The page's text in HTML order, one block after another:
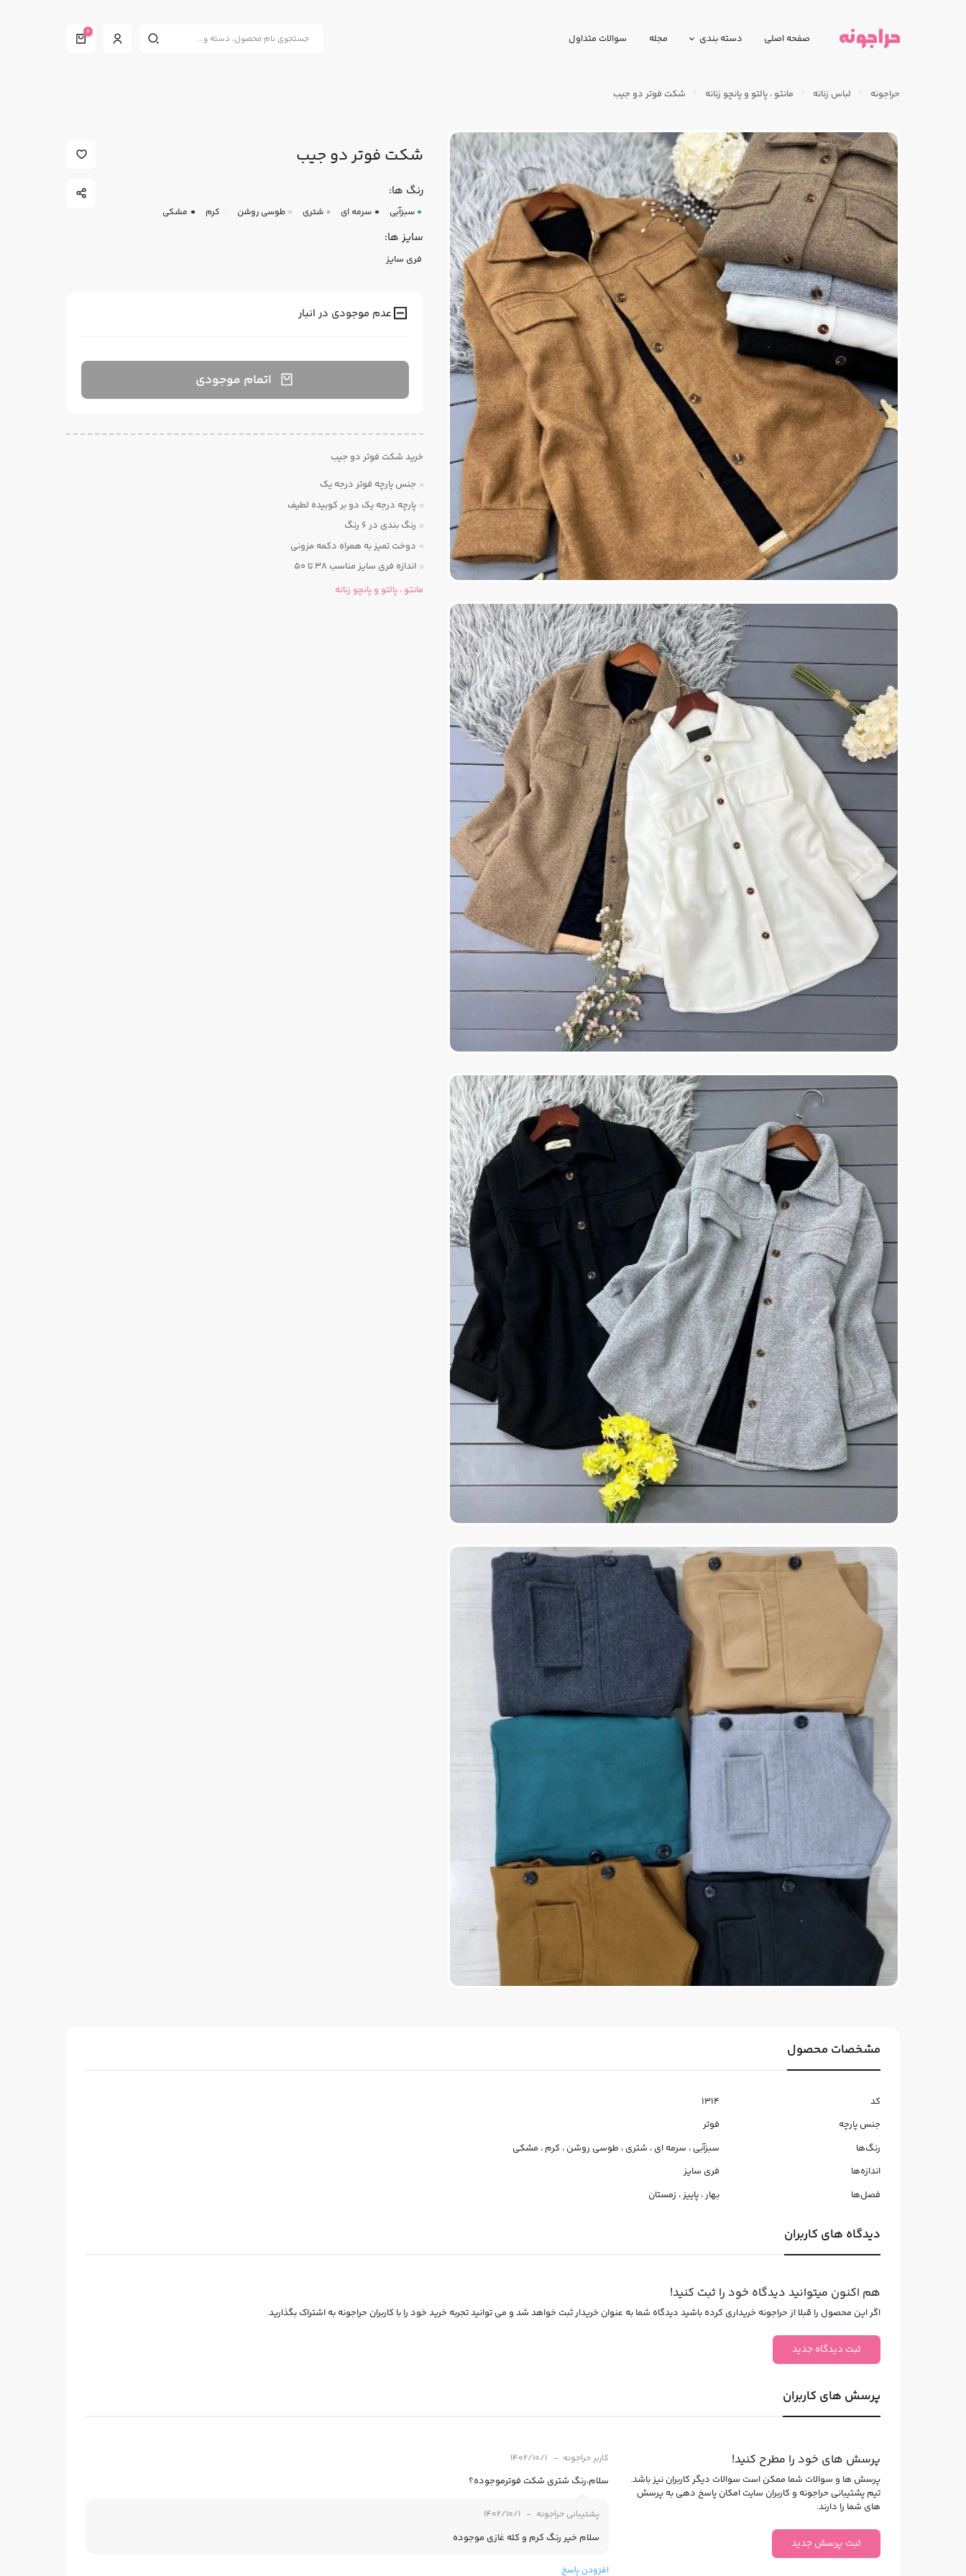
صفحه اصلی دسته بندی مجله سوالات متداول 0
حراجونه لباس زنانه مانتو ، پالتو و پانچو زنانه شکت فوتر دو جیب
شکت فوتر دو جیب
رنگ ها:
سبزآبی سرمه ای شتری طوسی روشن کرم مشکی
سایز ها:
فری سایز
عدم موجودی در انبار
اتمام موجودی
خرید شکت فوتر دو جیب
جنس پارچه فوتر درجه یک
پارچه درجه یک دو بر کوبیده لطیف
رنگ بندی در ۶ رنگ
دوخت تمیز به همراه دکمه مزونی
اندازه فری سایز مناسب ۳۸ تا 50
مانتو ، پالتو و پانچو زنانه
مشخصات محصول
کد
1314
جنس پارچه
فوتر
رنگ‌ها
سبزآبی ، سرمه ای ، شتری ، طوسی روشن ، کرم ، مشکی
اندازه‌ها
فری سایز
فصل‌ها
بهار ،پاییز ، زمستان
دیدگاه های کاربران
هم اکنون میتوانید دیدگاه خود را ثبت کنید!
اگر این محصول را قبلا از حراجونه خریداری کرده باشید دیدگاه شما به عنوان خریدار ثبت خواهد شد و می توانید تجربه خرید خود را با کاربران حراجونه به اشتراک بگذارید.
ثبت دیدگاه جدید
پرسش های کاربران
پرسش های خود را مطرح کنید!
پرسش ها و سوالات شما ممکن است سوالات دیگر کاربران نیز باشد.
تیم پشتیبانی حراجونه و کاربران سایت امکان پاسخ دهی به پرسش
های شما را دارند.
ثبت پرسش جدید
کاربر حراجونه 1402/10/1
سلام،رنگ شتری شکت فوترموجوده؟
پشتیبانی حراجونه 1402/10/1
سلام خیر رنگ کرم و کله غازی موجوده
افزودن پاسخ